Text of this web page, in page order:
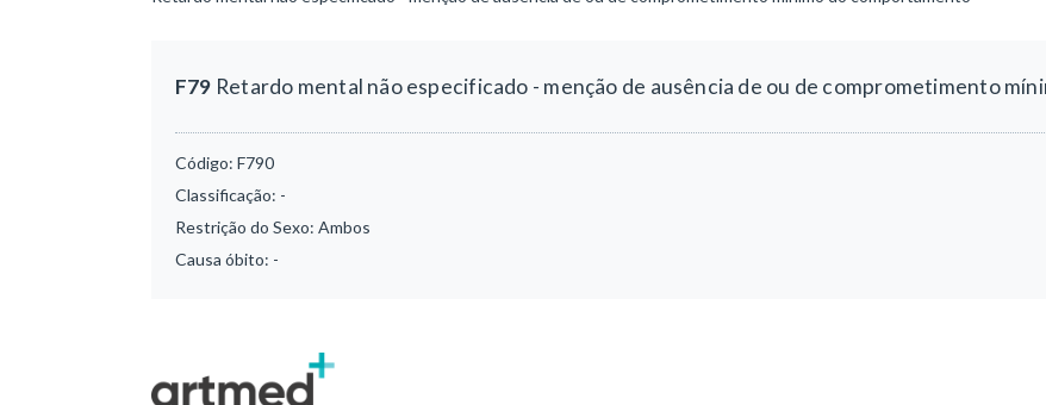
F79 Retardo mental não especificado - menção de ausência de ou de comprometimento
Código: F790
Classificação: -
Restrição do Sexo: Ambos
Causa óbito: -